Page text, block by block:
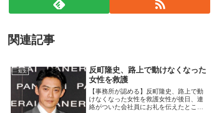
関連記事
短文
反町隆史、路上で動けなくなった
女性を救護
【事務所が認める】反町隆史、路上で動
けなくなった女性を救護女性が後日、連
絡がついた会社員にお礼を伝えたとこ